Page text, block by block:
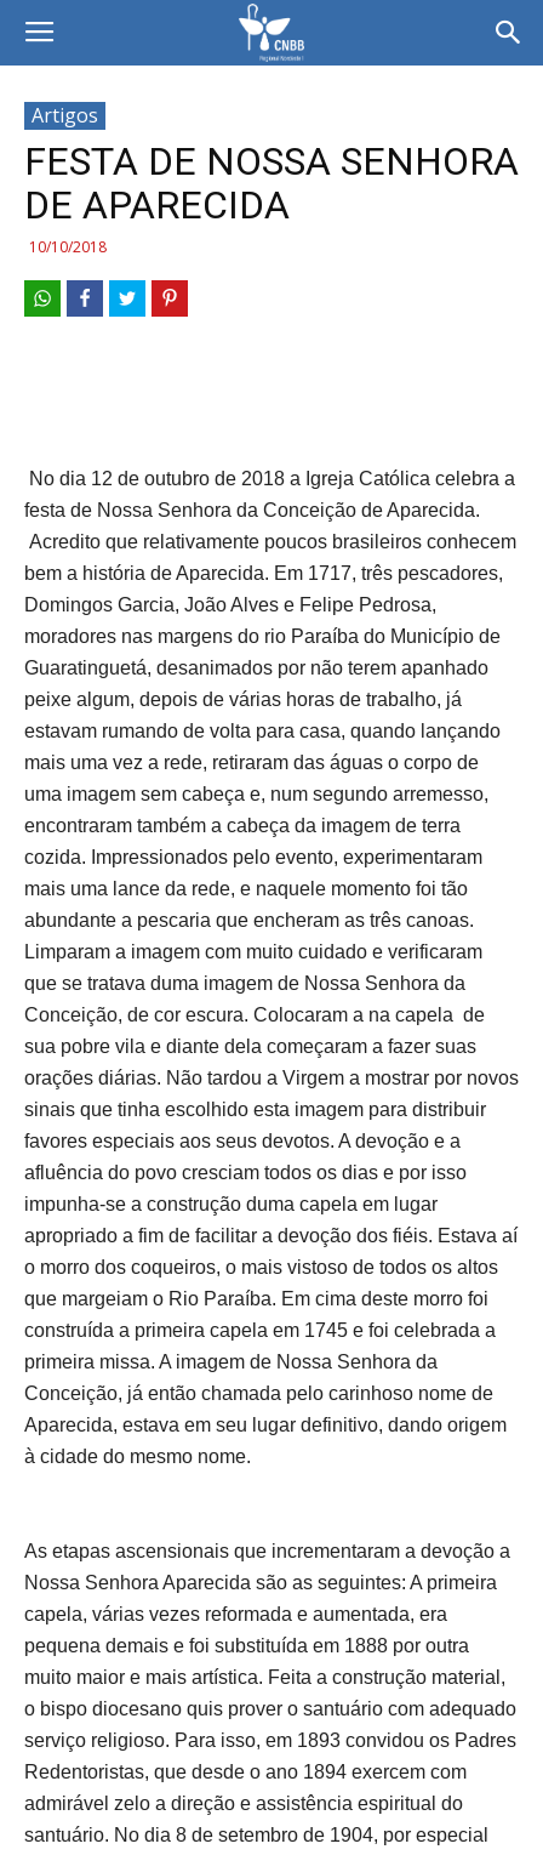
Artigos
FESTA DE NOSSA SENHORA
DE APARECIDA
10/10/2018
No dia 12 de outubro de 2018 a Igreja Católica celebra a
festa de Nossa Senhora da Conceição de Aparecida.
Acredito que relativamente poucos brasileiros conhecem
bem a história de Aparecida. Em 1717, três pescadores,
Domingos Garcia, João Alves e Felipe Pedrosa,
moradores nas margens do rio Paraíba do Município de
Guaratinguetá, desanimados por não terem apanhado
peixe algum, depois de várias horas de trabalho, já
estavam rumando de volta para casa, quando lançando
mais uma vez a rede, retiraram das águas o corpo de
uma imagem sem cabeça e, num segundo arremesso,
encontraram também a cabeça da imagem de terra
cozida. Impressionados pelo evento, experimentaram
mais uma lance da rede, e naquele momento foi tão
abundante a pescaria que encheram as três canoas.
Limparam a imagem com muito cuidado e verificaram
que se tratava duma imagem de Nossa Senhora da
Conceição, de cor escura. Colocaram a na capela de
sua pobre vila e diante dela começaram a fazer suas
orações diárias. Não tardou a Virgem a mostrar por novos
sinais que tinha escolhido esta imagem para distribuir
favores especiais aos seus devotos. A devoção e a
afluência do povo cresciam todos os dias e por isso
impunha-se a construção duma capela em lugar
apropriado a fim de facilitar a devoção dos fiéis. Estava aí
o morro dos coqueiros, o mais vistoso de todos os altos
que margeiam o Rio Paraíba. Em cima deste morro foi
construída a primeira capela em 1745 e foi celebrada a
primeira missa. A imagem de Nossa Senhora da
Conceição, já então chamada pelo carinhoso nome de
Aparecida, estava em seu lugar definitivo, dando origem
à cidade do mesmo nome.
As etapas ascensionais que incrementaram a devoção a
Nossa Senhora Aparecida são as seguintes: A primeira
capela, várias vezes reformada e aumentada, era
pequena demais e foi substituída em 1888 por outra
muito maior e mais artística. Feita a construção material,
o bispo diocesano quis prover o santuário com adequado
serviço religioso. Para isso, em 1893 convidou os Padres
Redentoristas, que desde o ano 1894 exercem com
admirável zelo a direção e assistência espiritual do
santuário. No dia 8 de setembro de 1904, por especial